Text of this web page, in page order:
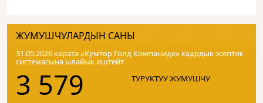
ЖУМУШЧУЛАРДЫН САНЫ
31.05.2026 карата «Кумтɵр Голд Компаниде» кадрдык эсептик
системасына ылайык иштейт
3 579 ТУРУКТУУ ЖУМУШЧУ